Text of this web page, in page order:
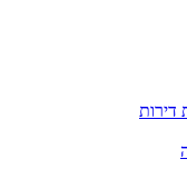
דירות